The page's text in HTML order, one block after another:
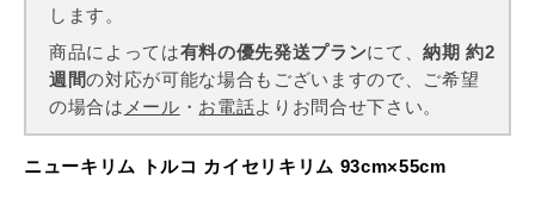
します。
商品によっては有料の優先発送プランにて、納期 約2
週間の対応が可能な場合もございますので、ご希望
の場合は メール ・ お電話よりお問合せ下さい。
ニューキリム トルコ カイセリキリム 93cm×55cm